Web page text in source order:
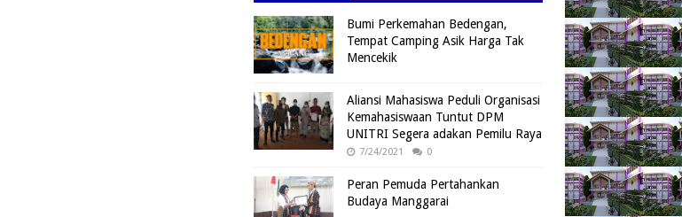
Bumi Perkemahan Bedengan,
Tempat Camping Asik Harga Tak
Mencekik
Aliansi Mahasiswa Peduli Organisasi
Kemahasiswaan Tuntut DPM
UNITRI Segera adakan Pemilu Raya
7/24/2021 0
Peran Pemuda Pertahankan
Budaya Manggarai